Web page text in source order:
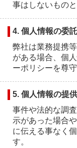
お問い合わせ
事はしないものと
4. 個人情報の委託
弊社は業務提携
がある場合、個
ーポリシーを尊
5. 個人情報の提供
事件や法的な調
示があった場合
に伝える事なく
す。